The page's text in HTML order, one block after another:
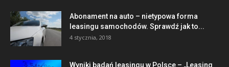
Abonament na auto – nietypowa forma
leasingu samochodów. Sprawdź jak to...
4 stycznia, 2018
Wyniki badań leasingu w Polsce – „Leasing